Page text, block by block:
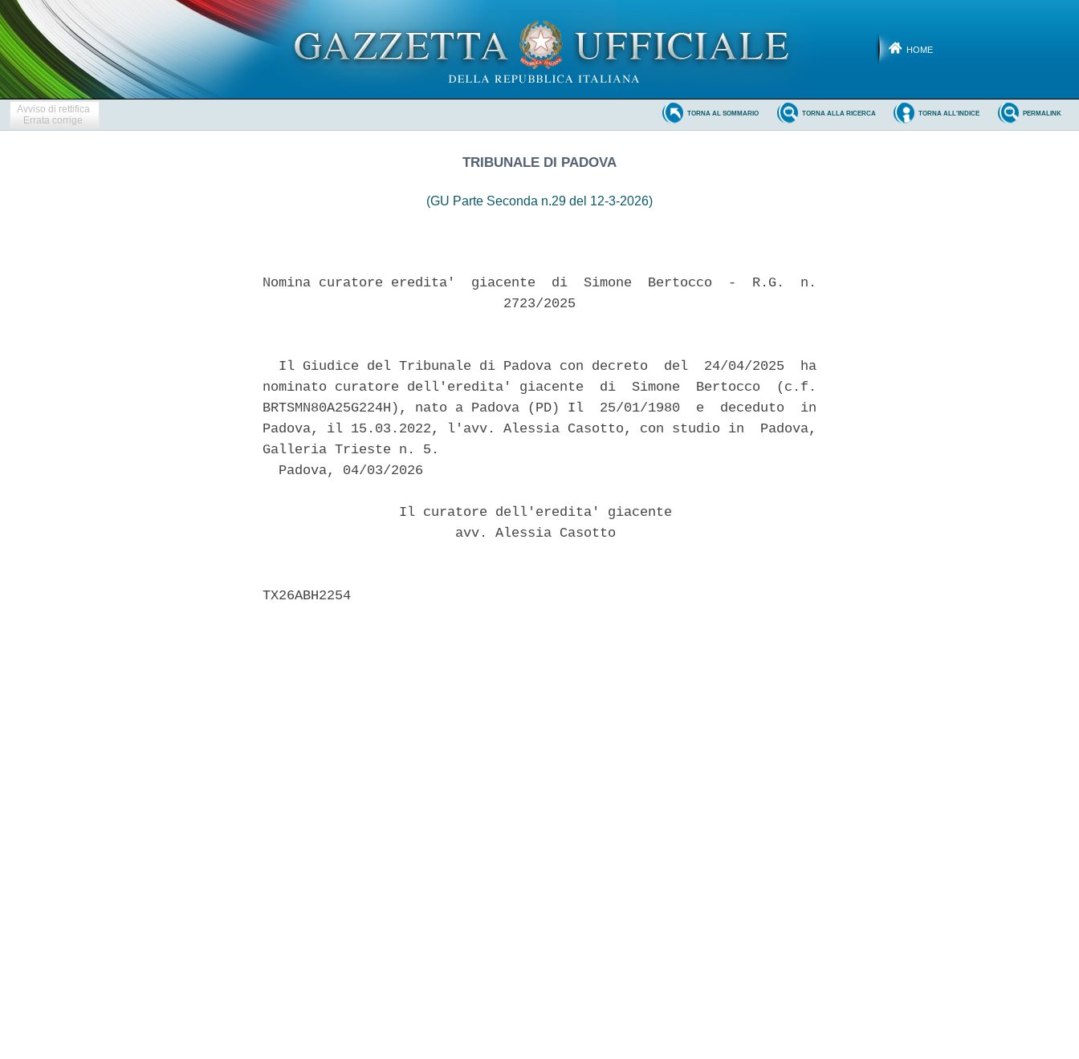
HOME
Avviso di rettifica
Errata corrige
PERMALINK
TORNA ALL'INDICE
TORNA ALLA RICERCA
TORNA AL SOMMARIO
TRIBUNALE DI PADOVA
(GU Parte Seconda n.29 del 12-3-2026)
Nomina curatore eredita'  giacente  di  Simone  Bertocco  -  R.G.  n.
                              2723/2025
  Il Giudice del Tribunale di Padova con decreto  del  24/04/2025  ha
nominato curatore dell'eredita' giacente  di  Simone  Bertocco  (c.f.
BRTSMN80A25G224H), nato a Padova (PD) Il  25/01/1980  e  deceduto  in
Padova, il 15.03.2022, l'avv. Alessia Casotto, con studio in  Padova,
Galleria Trieste n. 5.
  Padova, 04/03/2026
                 Il curatore dell'eredita' giacente
                        avv. Alessia Casotto